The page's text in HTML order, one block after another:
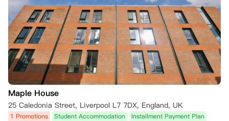
- UCAS 或您所在大学出具的未录取证明。
这些信息必须在成绩公布后的三个日历日内提供，最迟不得晚于9月1
日。
如果获得批准，您的租赁协议将被取消，预付租金将在30天内退还。
成绩超出预期并被其他大学录取的学生也可根据此条款申请取消租约。
返校生：已完成至少一年学业的学生，​​如果因学业成绩而被大学取消录取
资格，也可申请取消租约。
学生必须在收到大学确认函后的三个日历日内提供相关证明文件。
如申请获批，租约将被取消，预付租金将予以退还。如果租约已生效，您
仍需承担租金支付义务，直至找到新的租客为止。
Maple House
25 Caledonia Street, Liverpool L7 7DX, England, UK
1 Promotions Student Accommodation
Installment Payment Plan